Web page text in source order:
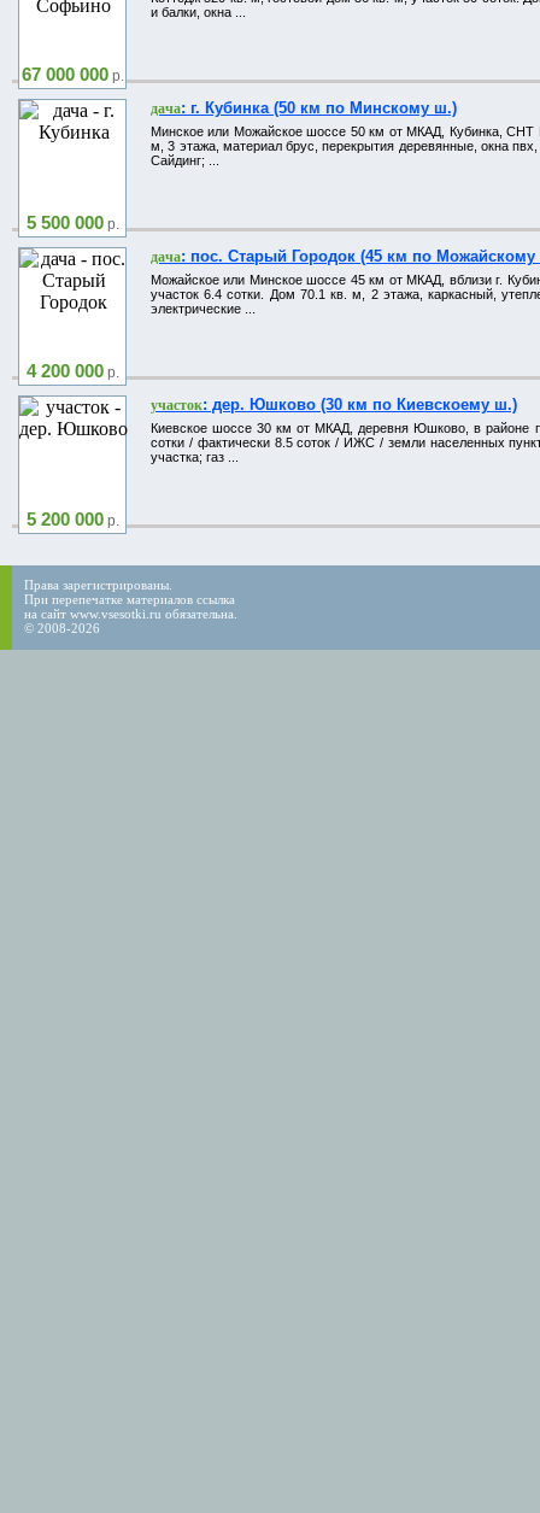
67 000 000р.
и балки, окна ...
5 500 000р.
дача: г. Кубинка (50 км по Минскому ш.)
Минское или Можайское шоссе 50 км от МКАД, Кубинка, СНТ
м, 3 этажа, материал брус, перекрытия деревянные, окна
Сайдинг; ...
4 200 000р.
дача: пос. Старый Городок (45 км по
Можайское или Минское шоссе 45 км от МКАД, вблизи г.
участок 6.4 сотки. Дом 70.1 кв. м, 2 этажа, каркасный,
электрические ...
5 200 000р.
участок: дер. Юшково (30 км по Киевскоему ш.)
Киевское шоссе 30 км от МКАД, деревня Юшково, в районе
сотки / фактически 8.5 соток / ИЖС / земли населенных
участка; газ ...
Права зарегистрированы.
При перепечатке материалов ссылка
на сайт www.vsesotki.ru обязательна.
© 2008-2026